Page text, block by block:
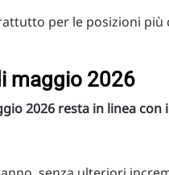
per le posizioni più
maggio 2026
2026 resta in linea con